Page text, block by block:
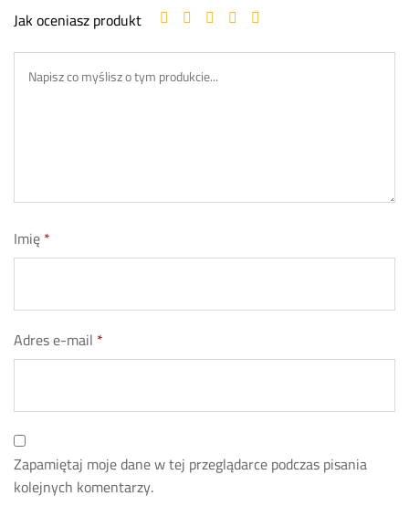
Jak oceniasz produkt
Imię*
Adres e-mail *
Zapamiętaj moje dane w tej przeglądarce podczas pisania
kolejnych komentarzy.